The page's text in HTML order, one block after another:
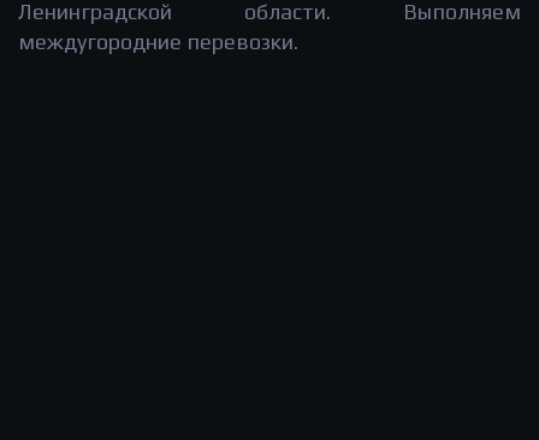
Ленинградской области. Выполняем
междугородние перевозки.